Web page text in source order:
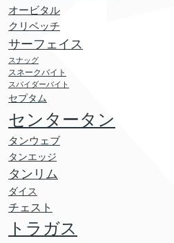
オービタル
クリベッチ
サーフェイス
スナッグ
スネークバイト
スパイダーバイト
セプタム
センタータン
タンウェブ
タンエッジ
タンリム
ダイス
チェスト
トラガス